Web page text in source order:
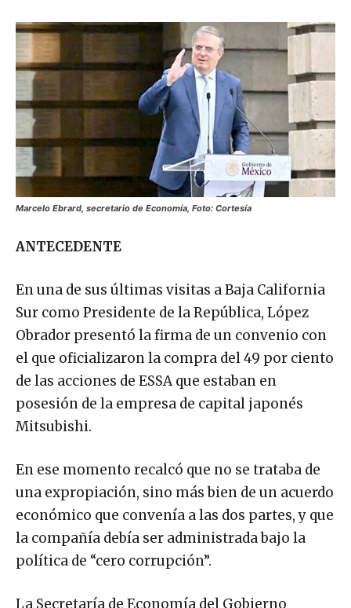
Marcelo Ebrard, secretario de Economía, Foto: Cortesía
ANTECEDENTE
En una de sus últimas visitas a Baja California
Sur como Presidente de la República, López
Obrador presentó la firma de un convenio con
el que oficializaron la compra del 49 por ciento
de las acciones de ESSA que estaban en
posesión de la empresa de capital japonés
Mitsubishi.
En ese momento recalcó que no se trataba de
una expropiación, sino más bien de un acuerdo
económico que convenía a las dos partes, y que
la compañía debía ser administrada bajo la
política de “cero corrupción”.
La Secretaría de Economía del Gobierno